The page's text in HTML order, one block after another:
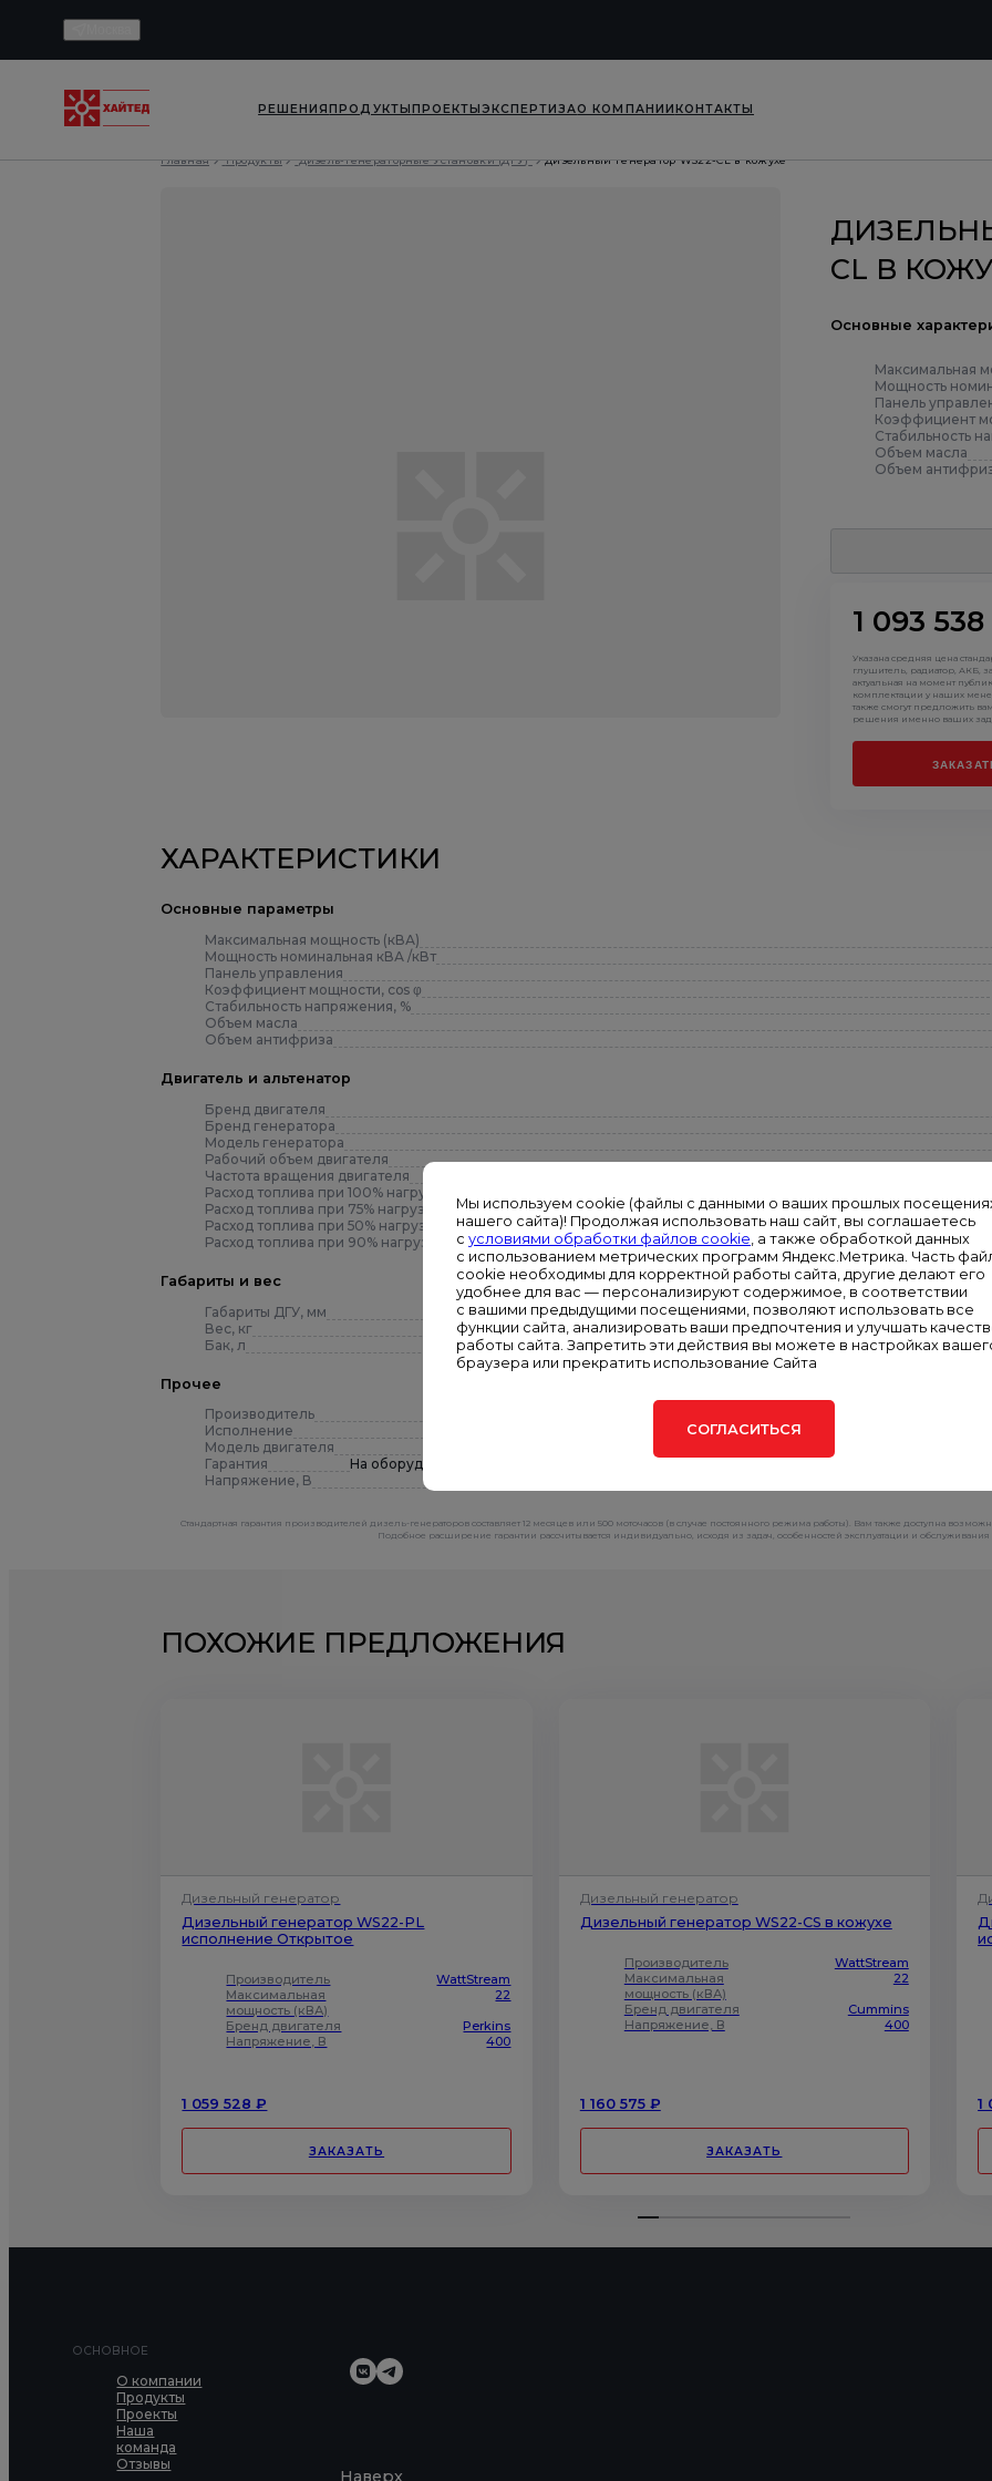
РЕШЕНИЯ ПРОДУКТЫ ПРОЕКТЫ ЭКСПЕРТИЗАО КОМПАНИИ КОНТАКТЫ
Главная Продукты Дизель-Генераторные Установки (ДГУ) Дизельный генератор WS22-CL в кожухе
CL В
Основные
Максимальная
Мощность
Панель
Коэффициент
Стабильность
Объем масла
Объем
1 093
Указана средняя цена
глушитель, радиатор, АКБ,
актуальная на момент
комплектации у наших
также смогут предложить
решения именно ваших
ХАРАКТЕРИСТИКИ
Основные параметры
Максимальная мощность (кВА)
Мощность номинальная кВА /кВт
Панель управления
Коэффициент мощности, cos φ
Стабильность напряжения, %
Объем масла
Объем антифриза
Двигатель и альтенатор
Бренд двигателя
Бренд генератора
Модель генератора
Рабочий объем двигателя
Частота вращения двигателя
Расход топлива при 100% нагрузке, л/ч
Расход топлива при 75% нагрузке, л/ч
Расход топлива при 50% нагрузке, л/ч
Расход топлива при 90% нагрузке, л/ч
Габариты и вес
Габариты ДГУ, мм
Вес, кг
Бак, л
Прочее
Производитель
Исполнение
Модель двигателя
Гарантия
На оборудование предоставляется гарантия 12 месяцев или 500 часов наработки (в
Напряжение, В
Стандартная гарантия производителей дизель-генераторов составляет 12 месяцев или 500 моточасов (в случае постоянного режима работы). Вам также доступна
Подобное расширение гарантии рассчитывается индивидуально, исходя из задач, особенностей эксплуатации и обслуживания
ПОХОЖИЕ ПРЕДЛОЖЕНИЯ
Дизельный генератор
Дизельный генератор WS22-PL
исполнение Открытое
Производитель
WattStream
Максимальная
мощность (кВА)
22
Бренд двигателя
Perkins
Напряжение, В
400
1 059 528 ₽
ЗАКАЗАТЬ
Дизельный генератор
Дизельный генератор WS22-CS в кожухе
Производитель
WattStream
Максимальная
мощность (кВА)
22
Бренд двигателя
Cummins
Напряжение, В
400
1 160 575 ₽
ЗАКАЗАТЬ
1
ОСНОВНОЕ
О компании
Продукты
Проекты
Наша
команда
Отзывы
Наверх
Мы используем cookie (файлы с данными о ваших прошлых
нашего сайта)! Продолжая использовать наш сайт, вы соглашаетесь
с условиями обработки файлов cookie, а также обработкой данных
с использованием метрических программ Яндекс.Метрика. Часть
cookie необходимы для корректной работы сайта, другие делают его
удобнее для вас — персонализируют содержимое, в соответствии
с вашими предыдущими посещениями, позволяют использовать все
функции сайта, анализировать ваши предпочтения и улучшать
работы сайта. Запретить эти действия вы можете в настройках
браузера или прекратить использование Сайта
СОГЛАСИТЬСЯ